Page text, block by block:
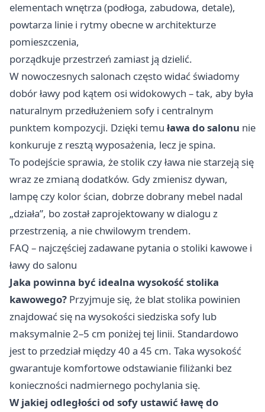
elementach wnętrza (podłoga, zabudowa, detale),
powtarza linie i rytmy obecne w architekturze
pomieszczenia,
porządkuje przestrzeń zamiast ją dzielić.
W nowoczesnych salonach często widać świadomy
dobór ławy pod kątem osi widokowych – tak, aby była
naturalnym przedłużeniem sofy i centralnym
punktem kompozycji. Dzięki temu ława do salonu nie
konkuruje z resztą wyposażenia, lecz je spina.
To podejście sprawia, że stolik czy ława nie starzeją się
wraz ze zmianą dodatków. Gdy zmienisz dywan,
lampę czy kolor ścian, dobrze dobrany mebel nadal
„działa”, bo został zaprojektowany w dialogu z
przestrzenią, a nie chwilowym trendem.
FAQ – najczęściej zadawane pytania o stoliki kawowe i
ławy do salonu
Jaka powinna być idealna wysokość stolika
kawowego? Przyjmuje się, że blat stolika powinien
znajdować się na wysokości siedziska sofy lub
maksymalnie 2–5 cm poniżej tej linii. Standardowo
jest to przedział między 40 a 45 cm. Taka wysokość
gwarantuje komfortowe odstawianie filiżanki bez
konieczności nadmiernego pochylania się.
W jakiej odległości od sofy ustawić ławę do